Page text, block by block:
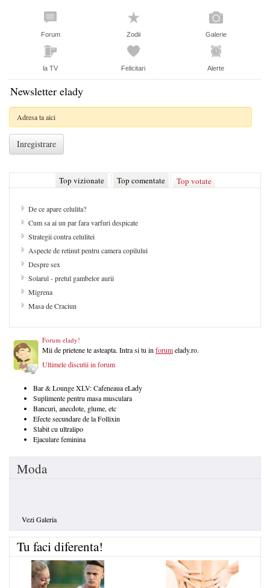
Forum Zodii Galerie
la TV Felicitari Alerte
Newsletter elady
Top vizionate Top comentate Top votate
De ce apare celulita?
Cum sa ai un par fara varfuri despicate
Strategii contra celulitei
Aspecte de retinut pentru camera copilului
Despre sex
Solarul - pretul gambelor aurii
Migrena
Masa de Craciun
Forum elady!
Mii de prietene te asteapta. Intra si tu in forumelady.ro.
Ultimele discutii in forum
Bar & Lounge XLV: Cafeneaua eLady
Suplimente pentru masa musculara
Bancuri, anecdote, glume, etc
Efecte secundare de la Follixin
Slabit cu ultralipo
Ejaculare feminina
Moda
Vezi Galeria
Tu faci diferenta!